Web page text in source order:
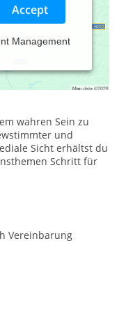
Accept
Management
online und in
wahren Sein zu
und
Sicht erhältst du
Schritt für
Vereinbarung